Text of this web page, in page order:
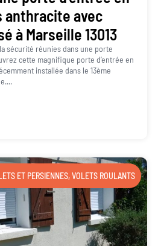
anthracite avec
à Marseille 13013
sécurité réunies dans une porte
cette magnifique porte d’entrée en
installée dans le 13ème
ET PERSIENNES,VOLETS ROULANTS